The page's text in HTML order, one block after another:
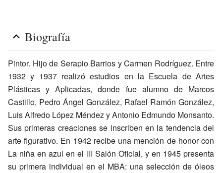
Biografía
Pintor. Hijo de Serapio Barrios y Carmen Rodríguez. Entre
1932 y 1937 realizó estudios en la Escuela de Artes
Plásticas y Aplicadas, donde fue alumno de Marcos
Castillo, Pedro Ángel González, Rafael Ramón González,
Luis Alfredo López Méndez y Antonio Edmundo Monsanto.
Sus primeras creaciones se inscriben en la tendencia del
arte figurativo. En 1942 recibe una mención de honor con
La niña en azul en el III Salón Oficial, y en 1945 presenta
su primera individual en el MBA: una selección de óleos